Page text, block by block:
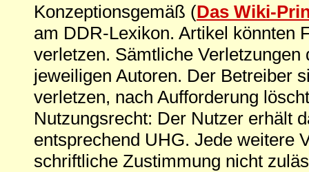
Konzeptionsgemäß (Das Wiki-
am DDR-Lexikon. Artikel könnten
verletzen. Sämtliche
jeweiligen Autoren. Der Betreiber
verletzen, nach Aufforderung
Nutzungsrecht: Der Nutzer erhält
entsprechend UHG. Jede weitere
schriftliche Zustimmung nicht